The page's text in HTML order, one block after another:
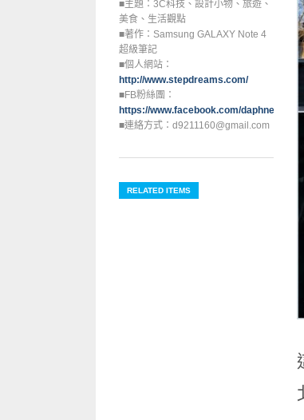
■主題：3C科技、設計小物、旅遊、
美食、生活觀點
■著作：Samsung GALAXY Note 4
超級筆記
■個人網站：
http://www.stepdreams.com/
■FB粉絲團：
https://www.facebook.com/daphne0129
■連絡方式：d9211160@gmail.com
RELATED ITEMS